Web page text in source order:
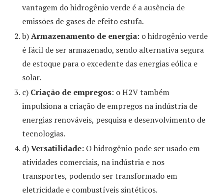
vantagem do hidrogênio verde é a ausência de
emissões de gases de efeito estufa.
b)Armazenamento de energia: o hidrogênio verde
é fácil de ser armazenado, sendo alternativa segura
de estoque para o excedente das energias eólica e
solar.
c) Criação de empregos: o H2V também
impulsiona a criação de empregos na indústria de
energias renováveis, pesquisa e desenvolvimento de
tecnologias.
d)Versatilidade: O hidrogênio pode ser usado em
atividades comerciais, na indústria e nos
transportes, podendo ser transformado em
eletricidade e combustíveis sintéticos.